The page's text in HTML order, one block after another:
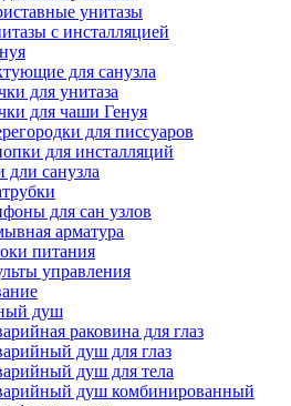
унитазы
с инсталляцией
для санузла
для унитаза
для чаши Генуя
для писсуаров
для инсталляций
дли санузла
для сан узлов
арматура
питания
управления
душ
раковина для глаз
душ для глаз
душ для тела
душ комбинированный